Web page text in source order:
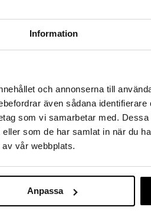
Information
och annonserna till
även sådana identifierare
som vi samarbetar med.
som de har samlat in när du
vår webbplats.
Anpassa
jännittäviä tuotteita
ole nopea -
ensiluokkaista posliinia,
vaihtelee tuotteesta
Se soveltuu
ja mikroaaltouunin